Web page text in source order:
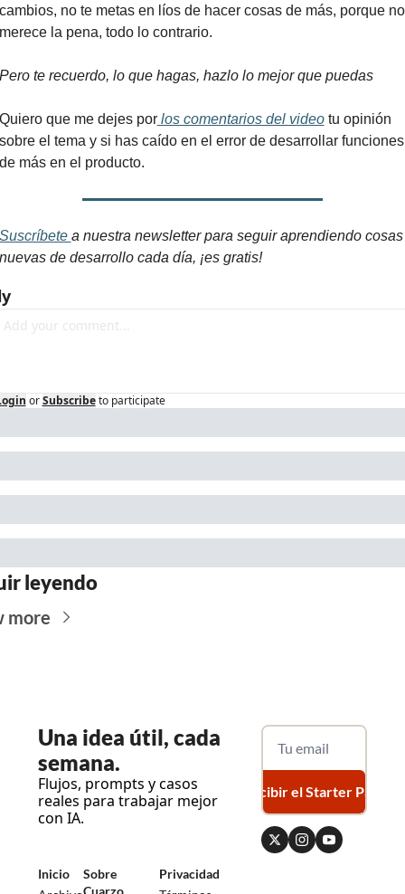
no te metas en líos de hacer cosas de más, porque no
la pena, todo lo contrario.
te recuerdo, lo que hagas, hazlo lo mejor que puedas
que me dejes por los comentarios del video tu opinión
el tema y si has caído en el error de desarrollar funciones
más en el producto.
a nuestra newsletter para seguir aprendiendo cosas
de desarrollo cada día, ¡es gratis!
or Subscribe to participate
leyendo
more
Una idea útil, cada
semana.
Flujos, prompts y casos
reales para trabajar mejor
con IA.
Recibir el Starter Pack
Inicio
Sobre
Cuarzo
Privacidad